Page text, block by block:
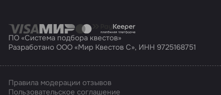
ПО «Система подбора квестов»
Разработано ООО «Мир Квестов С», ИНН 9725168751
Правила модерации отзывов
Пользовательское соглашение